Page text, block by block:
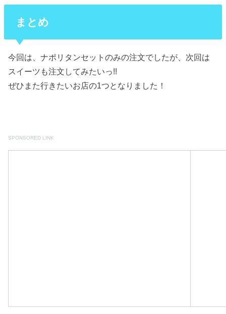
まとめ
今回は、ナポリタンセットのみの注文でしたが、次回は
スイーツも注文してみたいっ!!
ぜひまた行きたいお店の1つとなりました！
SPONSORED LINK